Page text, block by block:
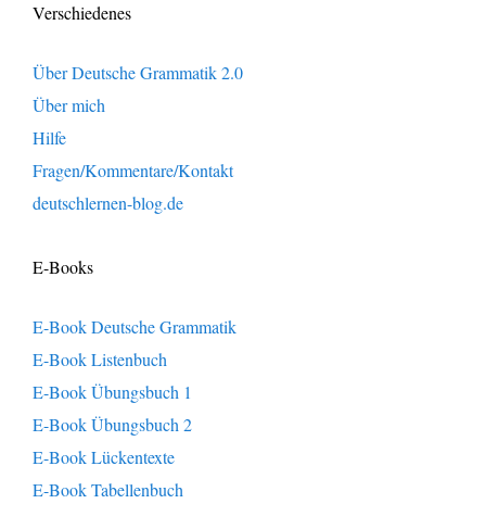
Verschiedenes
Über Deutsche Grammatik 2.0
Über mich
Hilfe
Fragen/Kommentare/Kontakt
deutschlernen-blog.de
E-Books
E-Book Deutsche Grammatik
E-Book Listenbuch
E-Book Übungsbuch 1
E-Book Übungsbuch 2
E-Book Lückentexte
E-Book Tabellenbuch